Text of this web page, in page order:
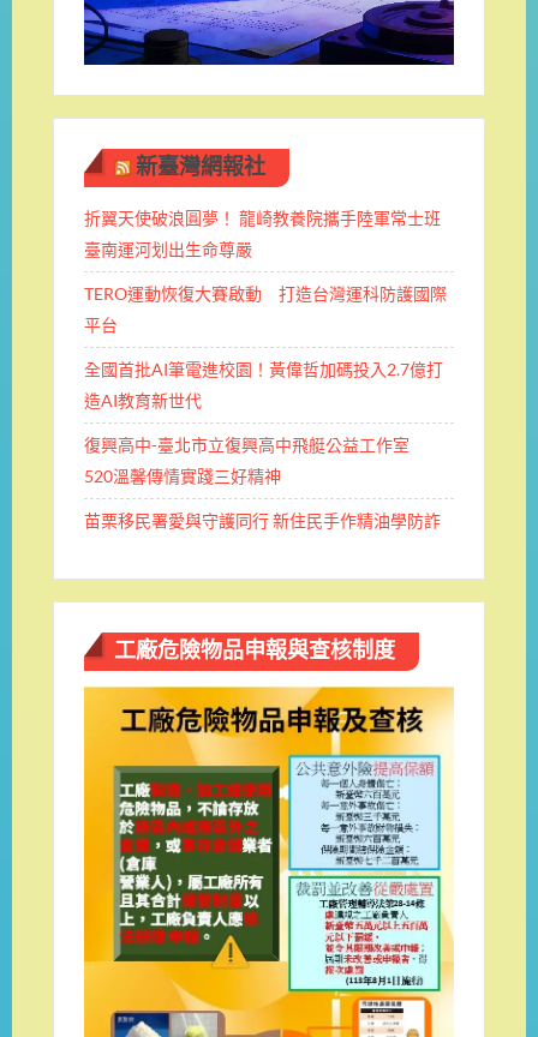
新臺灣網報社
折翼天使破浪圓夢！ 龍崎教養院攜手陸軍常士班 ​
臺南運河划出生命尊嚴
TERO運動恢復大賽啟動 打造台灣運科防護國際
平台
全國首批AI筆電進校園！黃偉哲加碼投入2.7億打
造AI教育新世代
復興高中-臺北市立復興高中飛艇公益工作室
520溫馨傳情實踐三好精神
苗栗移民署愛與守護同行 新住民手作精油學防詐
工廠危險物品申報與查核制度